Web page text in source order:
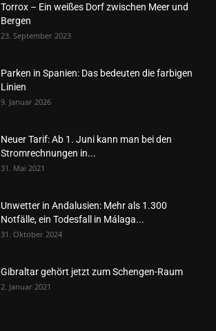
Torrox – Ein weißes Dorf zwischen Meer und
Bergen
23. September 2023
Parken in Spanien: Das bedeuten die farbigen
Linien
9. Januar 2026
Neuer Tarif: Ab 1. Juni kann man bei den
Stromrechnungen in...
31. Mai 2021
Unwetter in Andalusien: Mehr als 1.300
Notfälle, ein Todesfall in Málaga...
31. Oktober 2024
Gibraltar gehört jetzt zum Schengen-Raum
2. Januar 2021